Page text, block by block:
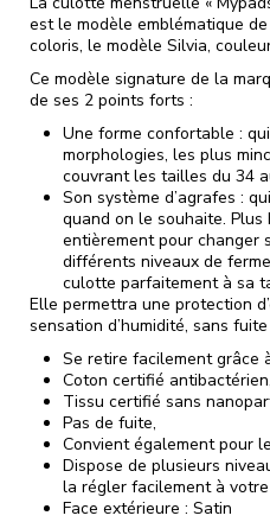
est le modèle emblématique
coloris, le modèle Silvia,
Ce modèle signature de la
de ses 2 points forts :
Une forme confortable :
morphologies, les plus
couvrant les tailles du 34
Son système d’agrafes :
quand on le souhaite.
entièrement pour changer
différents niveaux de
culotte parfaitement à sa
Elle permettra une protection
sensation d’humidité, sans
Se retire facilement grâce
Coton certifié antibactérien,
Tissu certifié sans
Pas de fuite,
Convient également pour
Dispose de plusieurs
la régler facilement à
Face extérieure : Satin